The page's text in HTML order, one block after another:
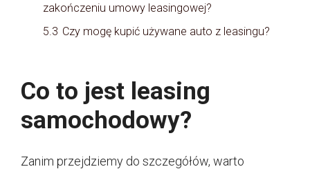
zakończeniu umowy leasingowej?
5.3 Czy mogę kupić używane auto z leasingu?
Co to jest leasing
samochodowy?
Zanim przejdziemy do szczegółów, warto